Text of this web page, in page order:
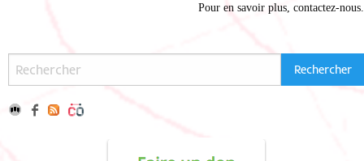
Pour en savoir plus, contactez-nous